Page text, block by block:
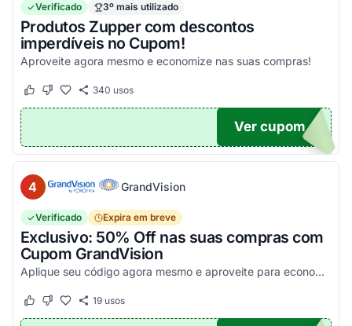
Verificado 3º mais utilizado
Produtos Zupper com descontos
imperdíveis no Cupom!
Aproveite agora mesmo e economize nas suas compras!
Este cupom funcionou
Este cupom não funcionou
340 usos
Ver cupom
4 GrandVision
Verificado Expira em breve
Exclusivo: 50% Off nas suas compras com
Cupom GrandVision
Aplique seu código agora mesmo e aproveite para economizar! Válido em par completo (Armação + Lente)!
Este cupom funcionou
Este cupom não funcionou
19usos